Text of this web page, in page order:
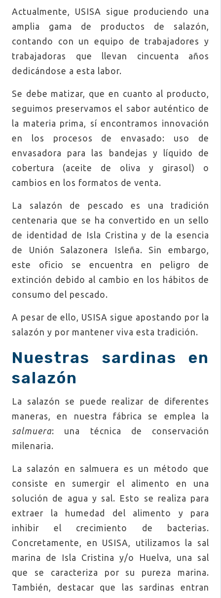
Actualmente, USISA sigue produciendo una
amplia gama de productos de salazón,
contando con un equipo de trabajadores y
trabajadoras que llevan cincuenta años
dedicándose a esta labor.
Se debe matizar, que en cuanto al producto,
seguimos preservamos el sabor auténtico de
la materia prima, sí encontramos innovación
en los procesos de envasado: uso de
envasadora para las bandejas y líquido de
cobertura (aceite de oliva y girasol) o
cambios en los formatos de venta.
La salazón de pescado es una tradición
centenaria que se ha convertido en un sello
de identidad de Isla Cristina y de la esencia
de Unión Salazonera Isleña. Sin embargo,
este oficio se encuentra en peligro de
extinción debido al cambio en los hábitos de
consumo del pescado.
A pesar de ello, USISA sigue apostando por la
salazón y por mantener viva esta tradición.
Nuestras sardinas en
salazón
La salazón se puede realizar de diferentes
maneras, en nuestra fábrica se emplea la
salmuera: una técnica de conservación
milenaria.
La salazón en salmuera es un método que
consiste en sumergir el alimento en una
solución de agua y sal. Esto se realiza para
extraer la humedad del alimento y para
inhibir el crecimiento de bacterias.
Concretamente, en USISA, utilizamos la sal
marina de Isla Cristina y/o Huelva, una sal
que se caracteriza por su pureza marina.
También, destacar que las sardinas entran